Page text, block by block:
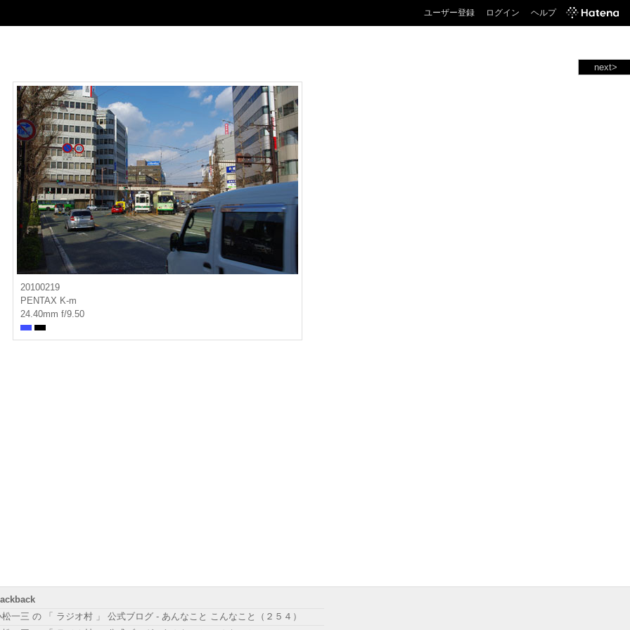
ユーザー登録 ログイン ヘルプ
next>
20100219
PENTAX K-m
24.40mm f/9.50
松一三 の 「 ラジオ村 」 公式ブログ - あんなこと こんなこと（２５４）